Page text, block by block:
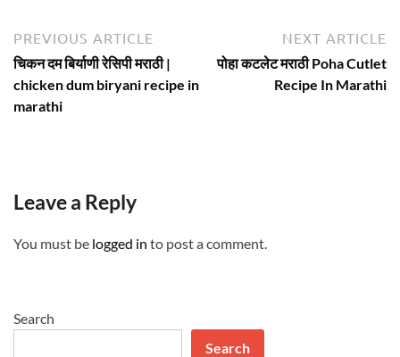
Post
navigation
PREVIOUS ARTICLE
article:
चिकन दम बिर्याणी रेसिपी मराठी |
chicken dum biryani recipe in
marathi
NEXT ARTICLE
पोहा कटलेट मराठी Poha Cutlet
Recipe In Marathi
Leave a Reply
You must be logged in to post a comment.
Search
Search